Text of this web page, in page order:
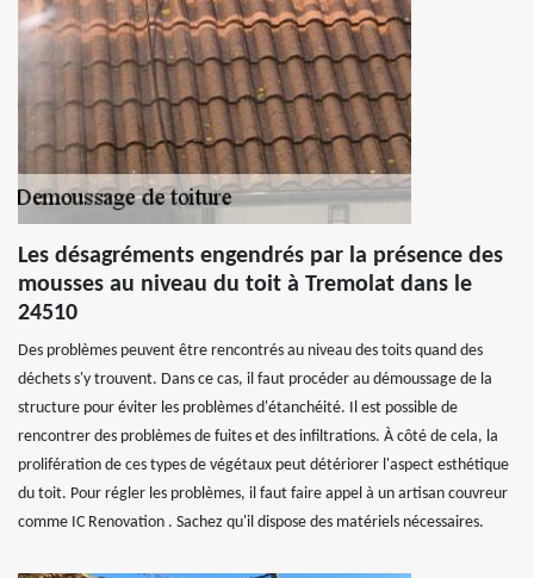
Les désagréments engendrés par la présence des
mousses au niveau du toit à Tremolat dans le
24510
Des problèmes peuvent être rencontrés au niveau des toits quand des
déchets s'y trouvent. Dans ce cas, il faut procéder au démoussage de la
structure pour éviter les problèmes d'étanchéité. Il est possible de
rencontrer des problèmes de fuites et des infiltrations. À côté de cela, la
prolifération de ces types de végétaux peut détériorer l'aspect esthétique
du toit. Pour régler les problèmes, il faut faire appel à un artisan couvreur
comme IC Renovation . Sachez qu'il dispose des matériels nécessaires.